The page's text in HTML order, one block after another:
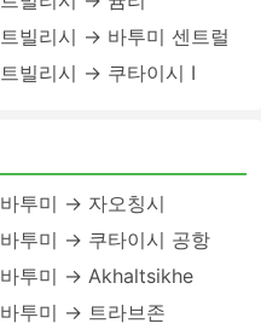
트빌리시 → 바투미 센트럴
트빌리시 → 쿠타이시 I
바투미 → 자오칭시
바투미 → 쿠타이시 공항
바투미 → Akhaltsikhe
바투미 → 트라브존